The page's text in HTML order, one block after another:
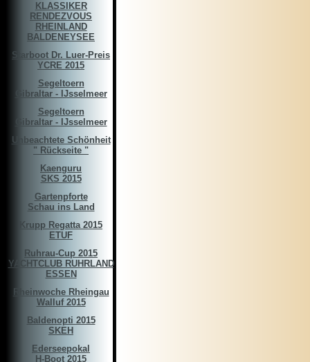
KLASSIKER
RENDEZVOUS
RHEINLAND
BALDENEYSEE
Starboot Dr. Luer-Preis
YCRE 2015
Segeltoern
Gibraltar - IJsselmeer
Segeltoern
Gibraltar - IJsselmeer
Unbeachtete Schönheit
" Rückseite "
Kaenguru
SKS 2015
Gartenpforte
Schau ins Land
Krupp Regatta 2015
ETUF
Ruhrau-Cup 2015
YACHTCLUB RUHRLAND
ESSEN
Rheinwoche Rheingau
Walluf 2015
Baldenopti 2015
SKEH
Ederseepokal
H-Boot 2015